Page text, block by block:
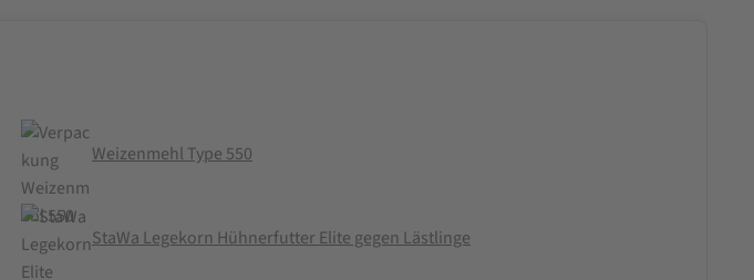
Weizenmehl Type 550
StaWa Legekorn Hühnerfutter Elite gegen Lästlinge